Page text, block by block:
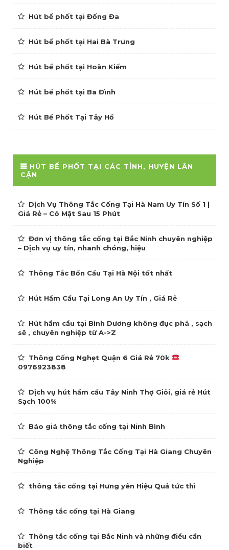
Hút bể phốt tại Đống Đa
Hút bể phốt tại Hai Bà Trưng
Hút bể phốt tại Hoàn Kiếm
Hút bể phốt tại Ba Đình
Hút Bể Phốt Tại Tây Hồ
HÚT BỂ PHỐT TẠI CÁC TỈNH, HUYỆN LÂN
CẬN
Dịch Vụ Thông Tắc Cống Tại Hà Nam Uy Tín Số 1 |
Giá Rẻ – Có Mặt Sau 15 Phút
Đơn vị thông tắc cống tại Bắc Ninh chuyên nghiệp
– Dịch vụ uy tín, nhanh chóng, hiệu
Thông Tắc Bồn Cầu Tại Hà Nội tốt nhất
Hút Hầm Cầu Tại Long An Uy Tín , Giá Rẻ
Hút hầm cầu tại Bình Dương không đục phá , sạch
sẽ , chuyên nghiệp từ A->Z
Thông Cống Nghẹt Quận 6 Giá Rẻ 70k
0976923838
Dịch vụ hút hầm cầu Tây Ninh Thợ Giỏi, giá rẻ Hút
Sạch 100%
Báo giá thông tắc cống tại Ninh Bình
Công Nghệ Thông Tắc Cống Tại Hà Giang Chuyên
Nghiệp
thông tắc cống tại Hưng yên Hiệu Quả tức thì
Thông tắc cống tại Hà Giang
Thông tắc cống tại Bắc Ninh và những điều cần
biết